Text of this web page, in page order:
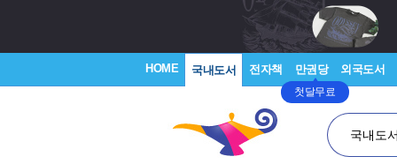
HOME 국내도서 전자책 만권당
첫달무료
외국도서
국내도